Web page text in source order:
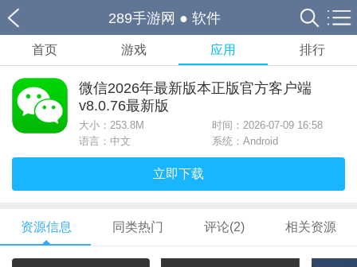
289手游网 ● 软件
首页 游戏 应用 排行
微信2026年最新版本正版官方客户端
v8.0.76最新版
大小： 253.8M
时间：2026-07-09 16:58
语言：中文
系统：Android
立即下载
资源信息 同类热门 评论(2) 相关资源